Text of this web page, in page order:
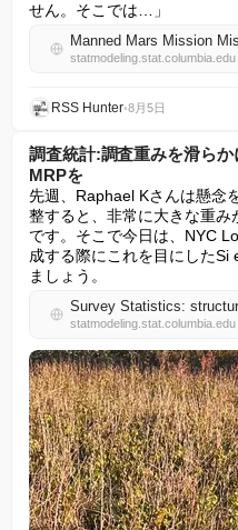
せん。そこでは…」
Manned Mars Mission
statmodeling.stat.columbia.edu
RSS Hunter•8月5日
調査統計:調査重みを滑ら
MRPを
先週、Raphael Kさんは懸念
整すると、非常に大きな重み
です。そこで今日は、NYC
成する際にこれを目にした
ましょう。
statmodeling.stat.columbia.edu